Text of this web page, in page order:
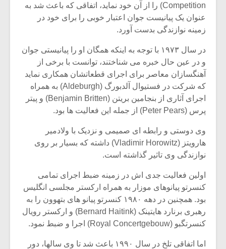
Competition) را از آن خود نماید، اتفاقی که باعث شد به
عنوان یک پیانیست جوان اعتبار خوبی را برای خود در
زمینه نوازندگی بدست آورد.
در سال ۱۹۷۳ با توجه به اینکه همگان او را پیانیستی جوان
و در عین حال خبره می شناختند، توانست با برخی از
آهنگسازان معاصر برای اجرای قطعاتشان همکاری نماید
که شرکت در فستیوال آلدبورگ (Aldeburgh) به همراه
اجرای آثاری از بنجامین بریتن (Benjamin Britten) و پیتر
پرس (Peter Pears) از جمله این فعالیت ها بود.
وی دوستی و رابطه ای صمیمی و نزدیک با ولادمیر
هارویتز (Vladimir Horowitz) داشته که بسیار بر روی
نوازندگی وی تاثیر گذاشته است.
اولین فعالیت جدی اش در زمینه ضبط اجرای تمامی
کنسرتو پیانوهای موزار به همراه ارکستر مجلسی انگلیس
بود. همچنین در دهه ۱۹۸۰ کنسرتو پیانو های بتهوون را به
رهبری برنارد هایتینک (Bernard Haitink) و ارکستر رویال
کنسرتگبو (Royal Concertgebouw) اجرا و ضبط نمود.
اما اتفاقی تلخ در سال ۱۹۹۰ باعث شد تا وی سالها، دور